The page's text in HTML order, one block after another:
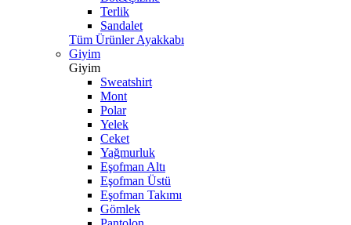
Terlik
Sandalet
Tüm Ürünler Ayakkabı
Giyim
Giyim
Sweatshirt
Mont
Polar
Yelek
Ceket
Yağmurluk
Eşofman Altı
Eşofman Üstü
Eşofman Takımı
Gömlek